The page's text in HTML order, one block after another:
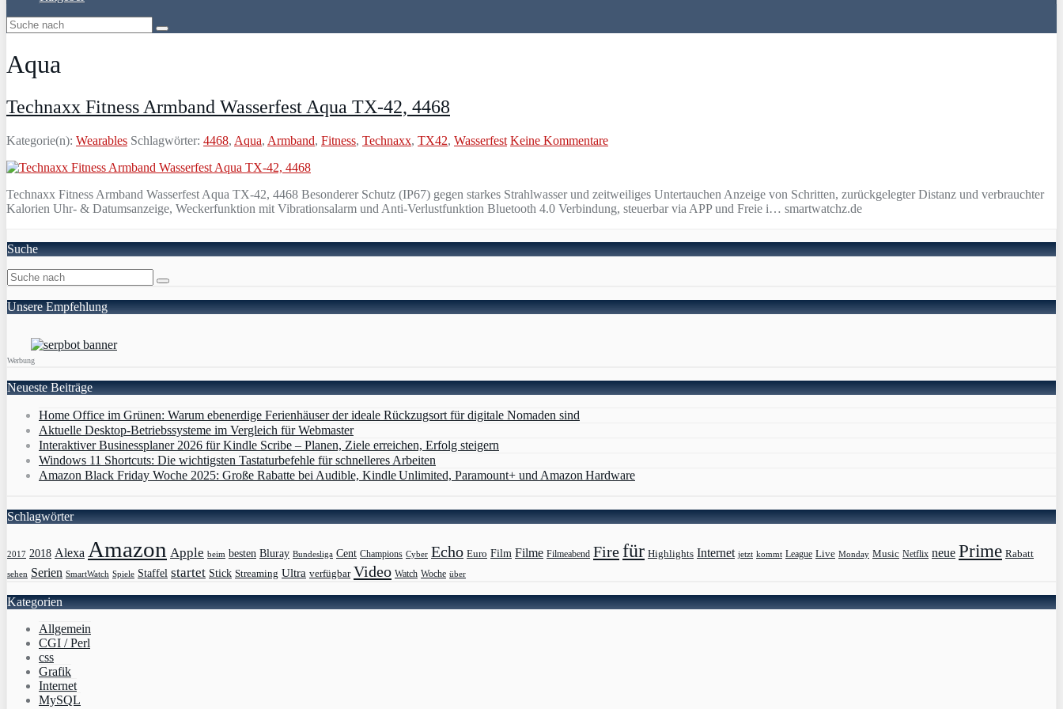
Aqua
Technaxx Fitness Armband Wasserfest Aqua TX-42, 4468
Kategorie(n): Wearables Schlagwörter: 4468, Aqua, Armband, Fitness, Technaxx, TX42, Wasserfest Keine Kommentare
Technaxx Fitness Armband Wasserfest Aqua TX-42, 4468 Besonderer Schutz (IP67) gegen starkes Strahlwasser und zeitweiliges Untertauchen Anzeige von Schritten, zurückgelegter Distanz und verbrauchter
Kalorien Uhr- & Datumsanzeige, Weckerfunktion mit Vibrationsalarm und Anti-Verlustfunktion Bluetooth 4.0 Verbindung, steuerbar via APP und Freie i… smartwatchz.de
Suche
Unsere Empfehlung
Werbung
Neueste Beiträge
Home Office im Grünen: Warum ebenerdige Ferienhäuser der ideale Rückzugsort für digitale Nomaden sind
Aktuelle Desktop-Betriebssysteme im Vergleich für Webmaster
Interaktiver Businessplaner 2026 für Kindle Scribe – Planen, Ziele erreichen, Erfolg steigern
Windows 11 Shortcuts: Die wichtigsten Tastaturbefehle für schnelleres Arbeiten
Amazon Black Friday Woche 2025: Große Rabatte bei Audible, Kindle Unlimited, Paramount+ und Amazon Hardware
Schlagwörter
2017 2018 Alexa Amazon Apple beim besten Bluray Bundesliga Cent Champions Cyber Echo Euro Film Filme Filmeabend Firefür Highlights Internet jetzt kommt League Live Monday Music Netflix neue Prime Rabatt
sehen Serien SmartWatch Spiele Staffel startet Stick Streaming Ultra verfügbar Video Watch Woche über
Kategorien
Allgemein
CGI / Perl
css
Grafik
Internet
MySQL